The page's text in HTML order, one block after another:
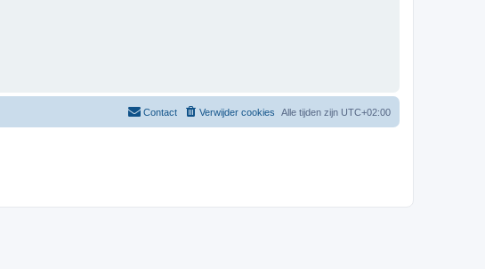
Alle tijden zijn UTC+02:00
Verwijder cookies
Contact